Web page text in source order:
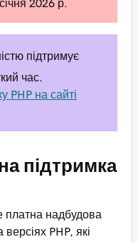
2026 р.
підтримує
час.
PHP на сайті
підтримка
платна надбудова
PHP, які